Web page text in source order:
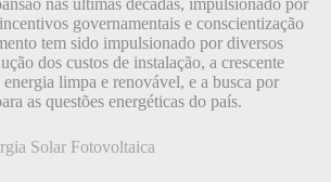
nas últimas décadas, impulsionado por
governamentais e conscientização
tem sido impulsionado por diversos
dos custos de instalação, a crescente
limpa e renovável, e a busca por
as questões energéticas do país.
Solar Fotovoltaica